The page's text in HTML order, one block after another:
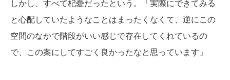
しかし、すべて杞憂だったという。「実際にできてみる
と心配していたようなことはまったくなくて、逆にこの
空間のなかで階段がいい感じで存在してくれているの
で、この案にしてすごく良かったなと思っています」